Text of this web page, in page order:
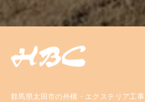
群馬県太田市の外構・エクステリア工事